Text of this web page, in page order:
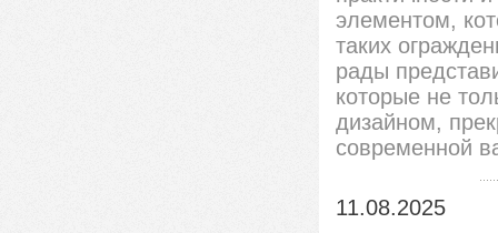
элементом,
таких
рады
которые не
дизайном,
современной
11.08.2025